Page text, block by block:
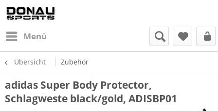
Menü
Übersicht Zubehör
adidas Super Body Protector,
Schlagweste black/gold, ADISBP01